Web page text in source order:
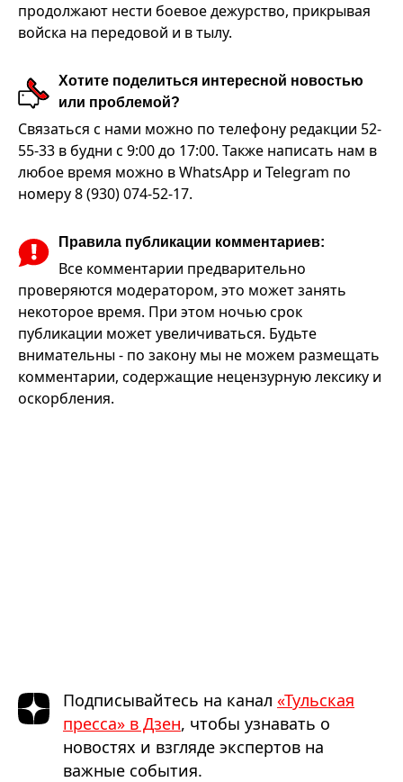
продолжают нести боевое дежурство, прикрывая
войска на передовой и в тылу.
Хотите поделиться интересной новостью
или проблемой?
Связаться с нами можно по телефону редакции 52-
55-33 в будни с 9:00 до 17:00. Также написать нам в
любое время можно в WhatsApp и Telegram по
номеру 8 (930) 074-52-17.
Правила публикации комментариев:
Все комментарии предварительно
проверяются модератором, это может занять
некоторое время. При этом ночью срок
публикации может увеличиваться. Будьте
внимательны - по закону мы не можем размещать
комментарии, содержащие нецензурную лексику и
оскорбления.
Подписывайтесь на канал «Тульская
пресса» в Дзен, чтобы узнавать о
новостях и взгляде экспертов на
важные события.